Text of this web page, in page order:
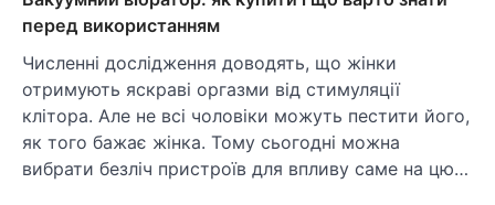
перед використанням
Численні дослідження доводять, що жінки
отримують яскраві оргазми від стимуляції
клітора. Але не всі чоловіки можуть пестити його,
як того бажає жінка. Тому сьогодні можна
вибрати безліч пристроїв для впливу саме на цю…